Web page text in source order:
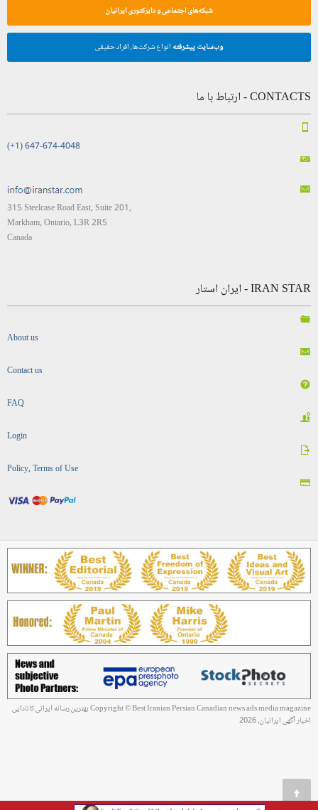
شبکه‌های اجتماعی و دایرکتوری ایرانیان
وب‌سایت پیشرفته انواع شرکت‌ها، افراد حقیقی
CONTACTS - ارتباط با ما
(+1) 647-674-4048
315 Steelcase Road East, Suite 201,
Markham, Ontario, L3R 2R5
Canada
IRAN STAR - ایران استار
About us
Contact us
FAQ
Login
Policy, Terms of Use
Copyright © Best Iranian Persian Canadian news ads media magazine بهترین رسانه ایرانی کانادایی
اخبار آگهی ایرانیان, 2026